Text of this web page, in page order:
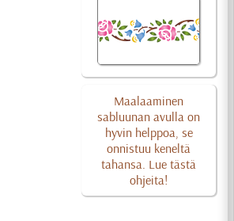
Maalaaminen
sabluunan avulla on
hyvin helppoa, se
onnistuu keneltä
tahansa. Lue tästä
ohjeita!